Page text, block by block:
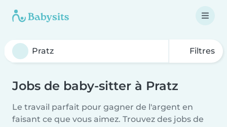
Filtres
Jobs de baby-sitter à Pratz
Le travail parfait pour gagner de l'argent en
faisant ce que vous aimez. Trouvez des jobs de